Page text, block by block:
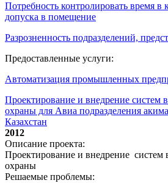
Потребность контролировать время в
допуска в помещение
Разрозненность подразделений,
Предоставленные услуги:
Автоматизация промышленных
Проектирование и внедрение систем
охраны для Авиа подразделения
Казахстан
2012
Описание проекта:
Проектирование и внедрение систем
охраны
Решаемые проблемы: